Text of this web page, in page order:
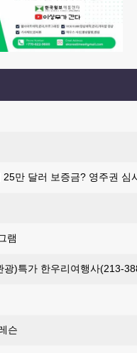
25만 달러 보증금? 영주권 심
램
광)특가 한우리여행사(213-
슨